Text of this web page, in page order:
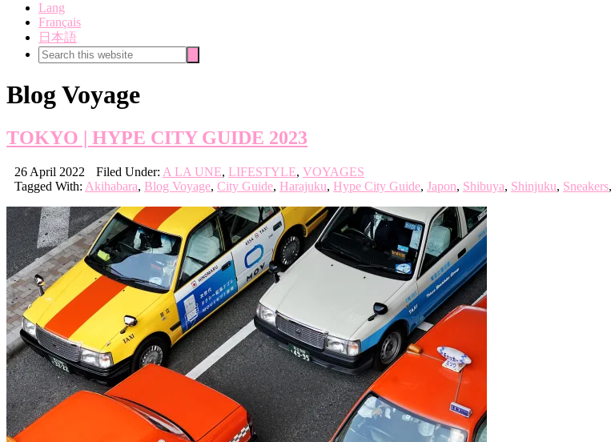
Lang
Français
日本語
Search
this
Blog Voyage
TOKYO | HYPE CITY GUIDE 2023
26 April 2022 Filed Under: A LA UNE, LIFESTYLE, VOYAGES
Tagged With: Akihabara, Blog Voyage, City Guide, Harajuku, Hype City Guide, Japon, Shibuya, Shinjuku, Sneakers,